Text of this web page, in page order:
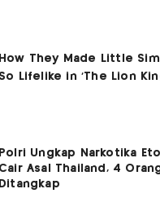
Polri Ungkap Narkotika
Cair Asal Thailand, 4
Ditangkap